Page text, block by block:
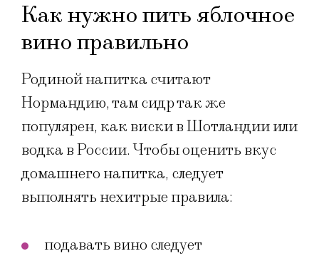
Как нужно пить яблочное
вино правильно
Родиной напитка считают
Нормандию, там сидр так же
популярен, как виски в Шотландии или
водка в России. Чтобы оценить вкус
домашнего напитка, следует
выполнять нехитрые правила:
подавать вино следует